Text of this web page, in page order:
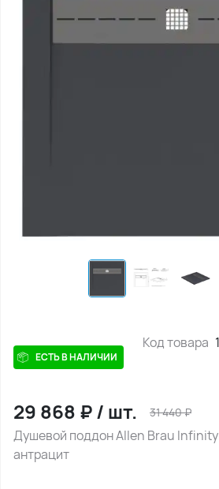
ЕСТЬ В НАЛИЧИИ
Код товара
29 868 ₽/ шт. 31 440₽
Душевой поддон Allen Brau
антрацит